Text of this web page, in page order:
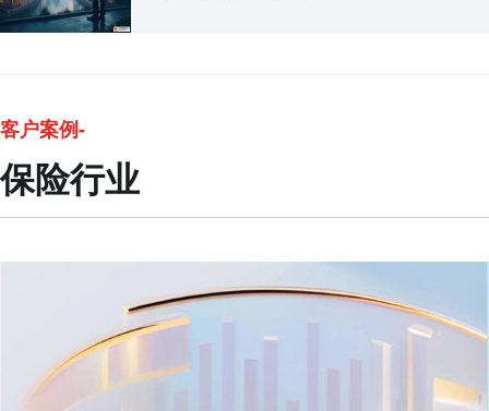
客户案例-
保险行业